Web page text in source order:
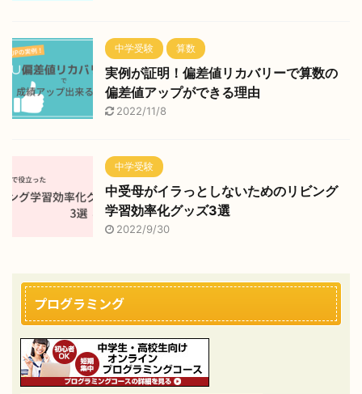
中学受験 算数
実例が証明！偏差値リカバリーで算数の
偏差値アップができる理由
2022/11/8
中学受験
中受母がイラっとしないためのリビング
学習効率化グッズ3選
2022/9/30
プログラミング